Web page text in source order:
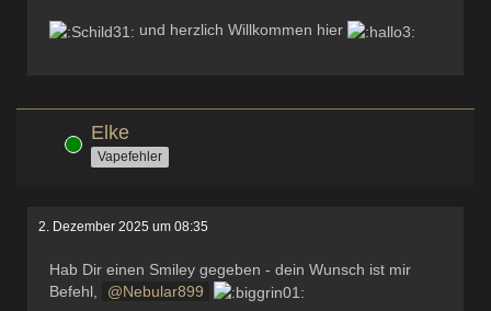
und herzlich Willkommen hier
Online Elke
Vapefehler
2. Dezember 2025 um 08:35
Hab Dir einen Smiley gegeben - dein Wunsch ist mir
Befehl,
Nebular899